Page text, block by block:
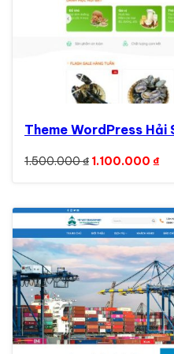
Theme WordPress Hải
1.500.000₫ Giá gốc là:
1.100.000 ₫